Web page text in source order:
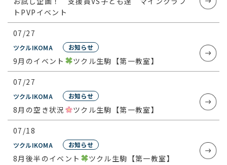
トPVPイベント
ツクルIKOMA お知らせ
07/27
9月のイベント ツクル生駒【第一教室】
ツクルIKOMA お知らせ
07/27
8月の空き状況 ツクル生駒【第一教室】
ツクルIKOMA お知らせ
07/18
8月後半のイベント ツクル生駒【第一教室】